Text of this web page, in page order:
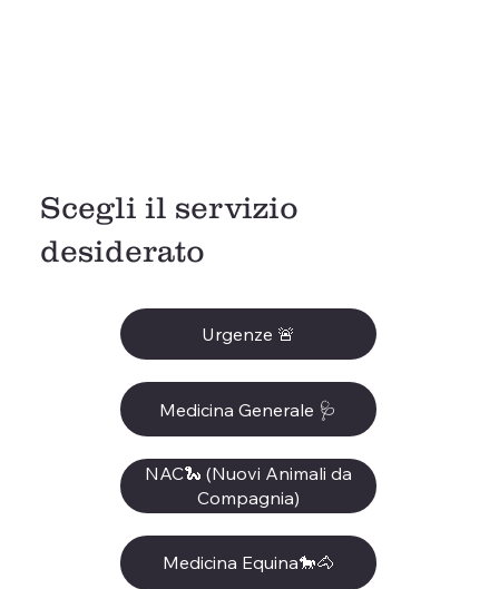
Scegli il servizio
desiderato
Urgenze 🚨
Medicina Generale 🩺
NAC🐍 (Nuovi Animali da
Compagnia)
Medicina Equina🐎🐴